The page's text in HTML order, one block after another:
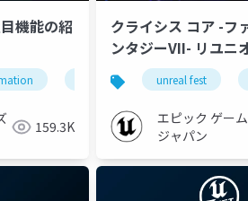
ue-rendering ue-dmx
機能の紹
ue-editor ue-leveldesign
159.3K
クライシス コア -フ
ンタジーVII- リユニ
ける心得と制作手法
FEST 2023 TOKYO】
unreal fest
エピック ゲー
ジャパン